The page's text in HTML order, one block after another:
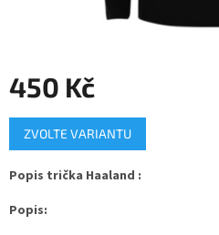
450 Kč
Měrná
cena:
ZVOLTE VARIANTU
Popis trička Haaland :
Popis: